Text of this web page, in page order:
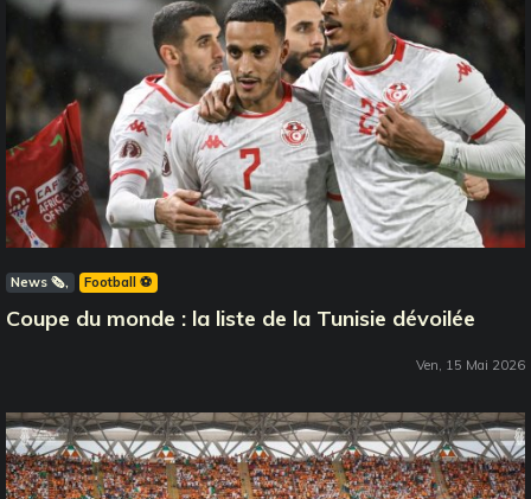
News 🗞️ Football ⚽️
Coupe du monde : la liste de la Tunisie dévoilée
Ven, 15 Mai 2026